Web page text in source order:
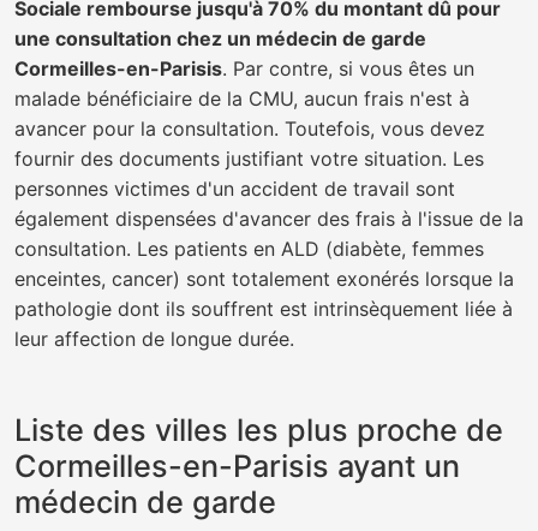
Sociale rembourse jusqu'à 70% du montant dû pour
une consultation chez un médecin de garde
Cormeilles-en-Parisis. Par contre, si vous êtes un
malade bénéficiaire de la CMU, aucun frais n'est à
avancer pour la consultation. Toutefois, vous devez
fournir des documents justifiant votre situation. Les
personnes victimes d'un accident de travail sont
également dispensées d'avancer des frais à l'issue de la
consultation. Les patients en ALD (diabète, femmes
enceintes, cancer) sont totalement exonérés lorsque la
pathologie dont ils souffrent est intrinsèquement liée à
leur affection de longue durée.
Liste des villes les plus proche de
Cormeilles-en-Parisis ayant un
médecin de garde